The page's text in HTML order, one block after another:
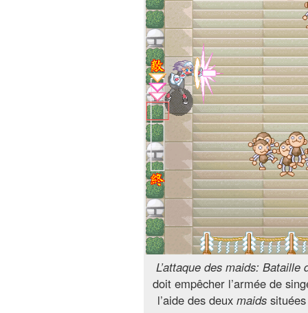
L’attaque des maids: Bataille
doit empêcher l’armée de
l’aide des deux maidssituées